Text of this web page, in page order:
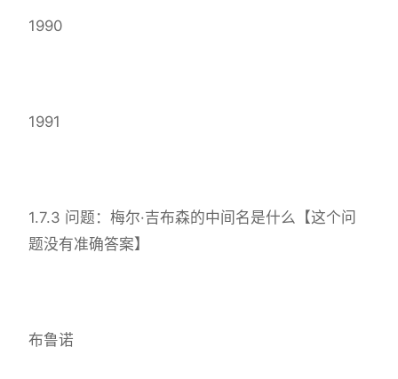
1990
1991
1.7.3 问题：梅尔·吉布森的中间名是什么【这个问
题没有准确答案】
布鲁诺